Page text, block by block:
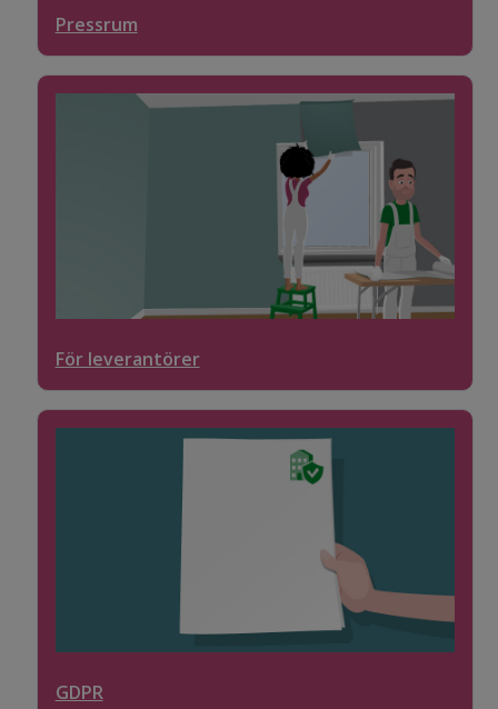
Pressrum
För leverantörer
GDPR